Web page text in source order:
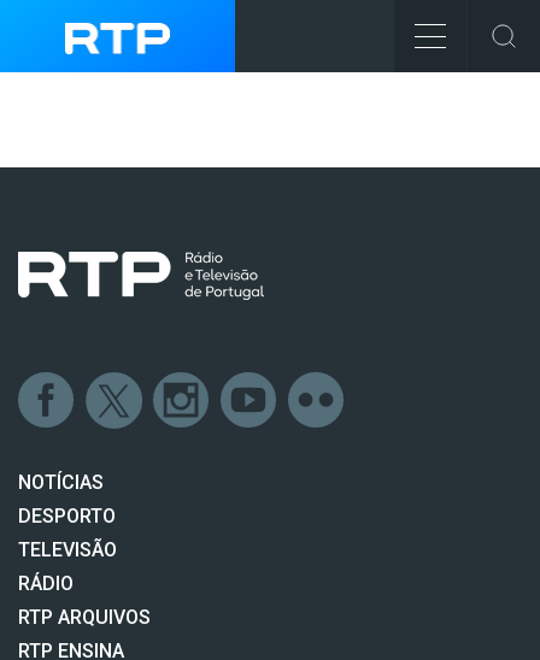
NOTÍCIAS
DESPORTO
TELEVISÃO
RÁDIO
RTP ARQUIVOS
RTP ENSINA